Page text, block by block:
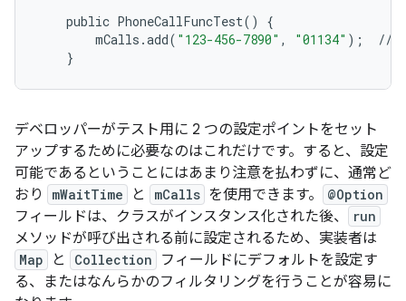
public PhoneCallFuncTest()
{
mCalls .add( "123-456-7890" , "01134" ); //
}
デベロッパーがテスト用に 2 つの設定ポイントをセット
アップするために必要なのはこれだけです。すると、設定
可能であるということにはあまり注意を払わずに、通常ど
おり
mWaitTime と mCalls を使用できます。 @Option
フィールドは、クラスがインスタンス化された後、 run
メソッドが呼び出される前に設定されるため、実装者は
Map と Collection
フィールドにデフォルトを設定す
る、またはなんらかのフィルタリングを行うことが容易に